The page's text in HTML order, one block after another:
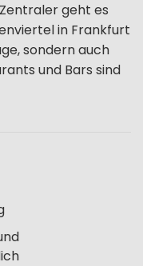
geht es
in Frankfurt
sondern auch
und Bars sind